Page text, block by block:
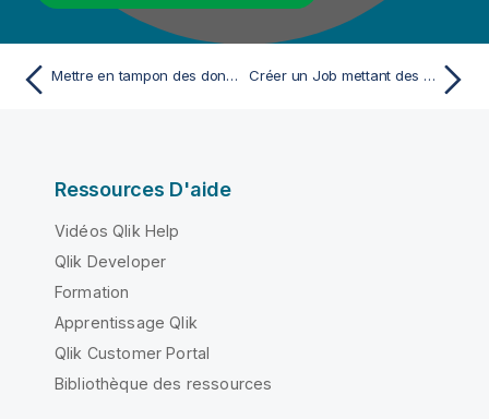
Mettre en tampon des données Créer un Job mettant des données en mémoire tampon
Ressources D'aide
Vidéos Qlik Help
Qlik Developer
Formation
Apprentissage Qlik
Qlik Customer Portal
Bibliothèque des ressources